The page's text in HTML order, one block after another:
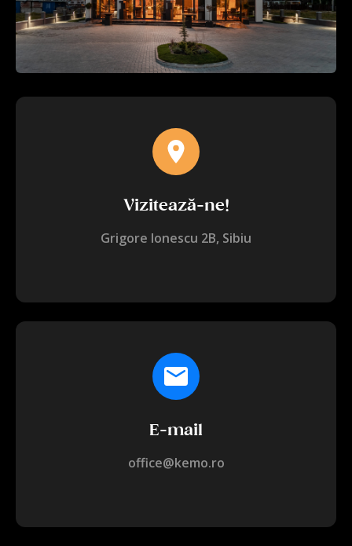
Vizitează-ne!
Grigore Ionescu 2B, Sibiu
E-mail
office@kemo.ro